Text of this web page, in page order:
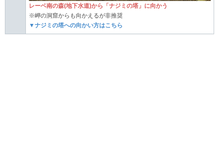
レーベ南の森(地下水道)から「ナジミの塔」に向かう
※岬の洞窟からも向かえるが非推奨
▼ナジミの塔への向かい方はこちら